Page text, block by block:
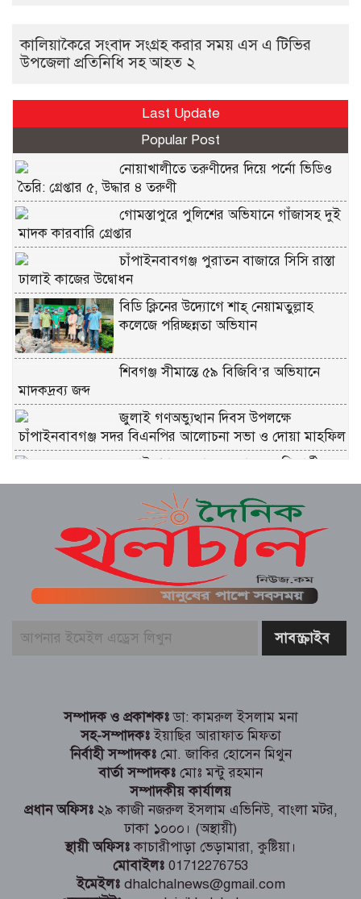
কালিয়াকৈরে সংবাদ সংগ্রহ করার সময় এস এ টিভির
উপজেলা প্রতিনিধি সহ আহত ২
Last Update
Popular Post
নোয়াখালীতে তরুণীদের দিয়ে পর্নো ভিডিও
তৈরি: গ্রেপ্তার ৫, উদ্ধার ৪ তরুণী
গোমস্তাপুরে পুলিশের অভিযানে গাঁজাসহ দুই
মাদক কারবারি গ্রেপ্তার
চাঁপাইনবাবগঞ্জ পুরাতন বাজারে সিসি রাস্তা
ঢালাই কাজের উদ্বোধন
বিডি ক্লিনের উদ্যোগে শাহ্ নেয়ামতুল্লাহ
কলেজে পরিচ্ছন্নতা অভিযান
শিবগঞ্জ সীমান্তে ৫৯ বিজিবি’র অভিযানে
মাদকদ্রব্য জব্দ
জুলাই গণঅভ্যুত্থান দিবস উপলক্ষে
চাঁপাইনবাবগঞ্জ সদর বিএনপির আলোচনা সভা ও দোয়া মাহফিল
জুলাই গণঅভ্যুত্থান স্মরণে ৩০০ শিক্ষার্থীদের
মাঝে গাছে চারা বিতরণ করেন
ধুনটে মোবাইল কোর্টে ৩২টি চায়না দুয়ারী
জাল জব্দ, পুড়িয়ে ধ্বংস
ফকিরনগরে মাদকবিরোধী অভিযানে ভারতীয়
পাতার বিড়ি জব্দ
ড্রাম বাজিয়ে ঝুঁকিপূর্ণ মহাসড়ক পারাপার,
বীরগঞ্জে শিক্ষার্থীদের নিরাপত্তায় ব্যতিক্রমী
সম্পাদক ও প্রকাশকঃডা: কামরুল ইসলাম মনা
সহ-সম্পাদকঃইয়াছির আরাফাত মিফতা
নির্বাহী সম্পাদকঃমো. জাকির হোসেন মিথুন
বার্তা সম্পাদকঃ মোঃ মন্টু রহমান
সম্পাদকীয় কার্যালয়
প্রধান অফিসঃ২৯ কাজী নজরুল ইসলাম এভিনিউ, বাংলা মটর,
ঢাকা ১০০০। (অস্থায়ী)
স্থায়ী অফিসঃকাচারীপাড়া ভেড়ামারা, কুষ্টিয়া।
মোবাইলঃ 01712276753
ইমেইলঃdhalchalnews@gmail.com